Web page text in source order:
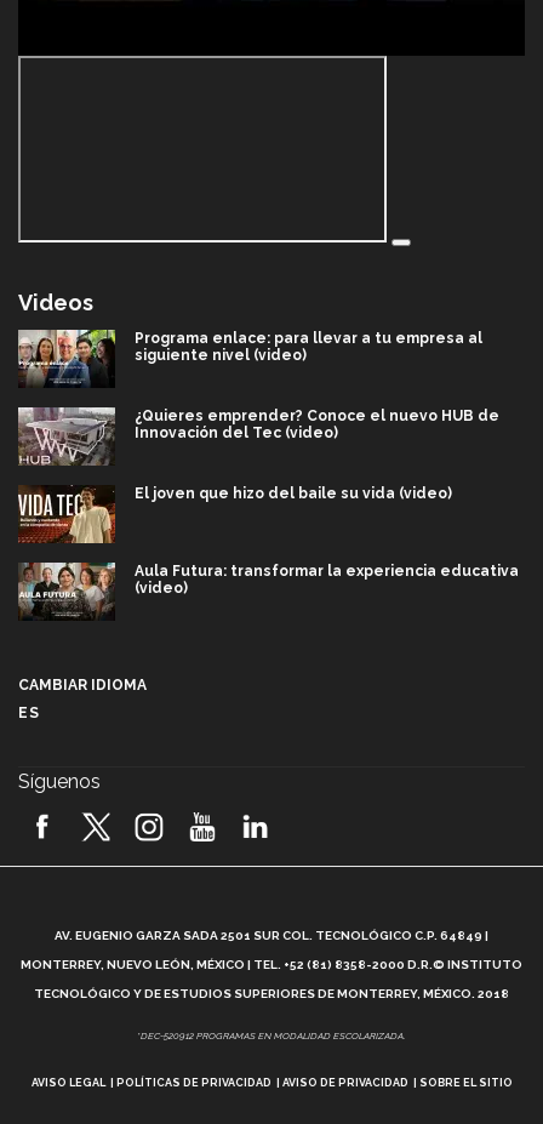
Videos
Programa enlace: para llevar a tu empresa al
siguiente nivel (video)
¿Quieres emprender? Conoce el nuevo HUB de
Innovación del Tec (video)
El joven que hizo del baile su vida (video)
Aula Futura: transformar la experiencia educativa
(video)
2026! (video)
¿Cómo es el Modelo Educativo Tec? (video)
Vida Tec: Feminismo e Inteligencia Artificial, Paola
CAMBIAR IDIOMA
ES
Síguenos
AV. EUGENIO GARZA SADA 2501 SUR COL. TECNOLÓGICO C.P. 64849 |
MONTERREY, NUEVO LEÓN, MÉXICO | TEL. +52 (81) 8358-2000 D.R.© INSTITUTO
TECNOLÓGICO Y DE ESTUDIOS SUPERIORES DE MONTERREY, MÉXICO. 2018
*DEC-520912 PROGRAMAS EN MODALIDAD ESCOLARIZADA.
AVISO LEGAL POLÍTICAS DE PRIVACIDAD AVISO DE PRIVACIDAD SOBRE EL SITIO